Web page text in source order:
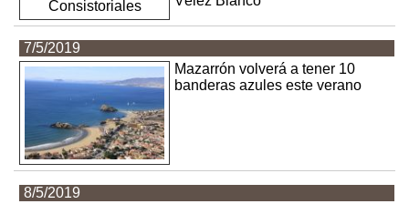
7/5/2019
Mazarrón volverá a tener 10
banderas azules este verano
8/5/2019